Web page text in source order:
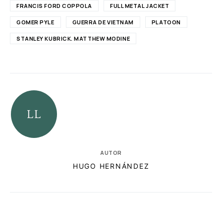
FRANCIS FORD COPPOLA FULL METAL JACKET
GOMER PYLE GUERRA DE VIETNAM PLATOON
STANLEY KUBRICK. MATTHEW MODINE
AUTOR
HUGO HERNÁNDEZ